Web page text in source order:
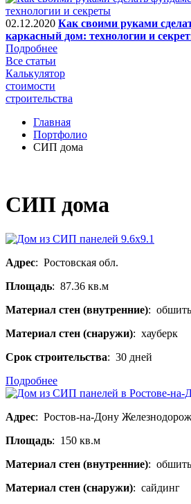
02.12.2020 Как своими руками
каркасный дом: технологии и
Подробнее
Все статьи
Калькулятор
стоимости
строительства
Главная
Портфолио
СИП дома
СИП дома
Адрес: Ростовская обл.
Площадь: 87.36 кв.м
Материал стен (внутренние):
Материал стен (снаружи): хауберк
Срок строительства: 30 дней
Подробнее
Адрес: Ростов-на-Дону
Площадь: 150 кв.м
Материал стен (внутренние):
Материал стен (снаружи): сайдинг